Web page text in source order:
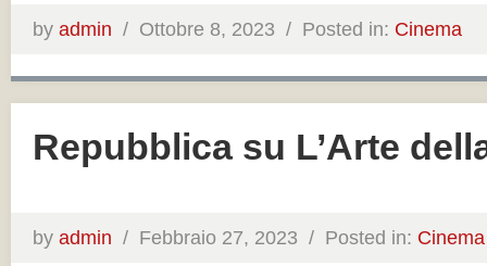
by admin / Ottobre 8, 2023 / Posted in: Cinema
Repubblica su L’Arte
by admin / Febbraio 27, 2023 / Posted in: Cinema